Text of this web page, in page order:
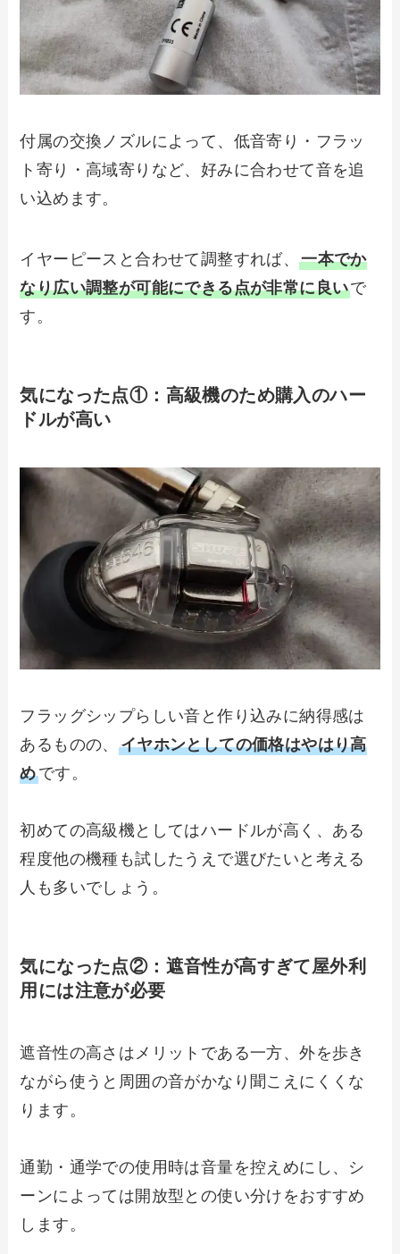
付属の交換ノズルによって、低音寄り・フラッ
ト寄り・高域寄りなど、好みに合わせて音を追
い込めます。
イヤーピースと合わせて調整すれば、一本でか
なり広い調整が可能にできる点が非常に良いで
す。
気になった点①： 高級機のため購入のハー
ドルが高い
フラッグシップらしい音と作り込みに納得感は
あるものの、 イヤホンとしての価格はやはり高
めです。
初めての高級機としてはハードルが高く、ある
程度他の機種も試したうえで選びたいと考える
人も多いでしょう。
気になった点②： 遮音性が高すぎて屋外利
用には注意が必要
遮音性の高さはメリットである一方、外を歩き
ながら使うと周囲の音がかなり聞こえにくくな
ります。
通勤・通学での使用時は音量を控えめにし、シ
ーンによっては開放型との使い分けをおすすめ
します。